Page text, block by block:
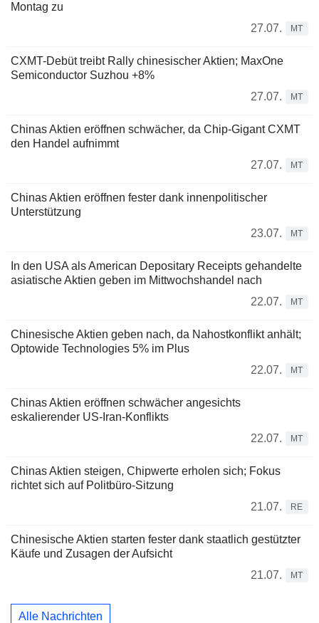
Montag zu
27.07.
MT
CXMT-Debüt treibt Rally chinesischer Aktien; MaxOne
Semiconductor Suzhou +8%
27.07.
MT
Chinas Aktien eröffnen schwächer, da Chip-Gigant CXMT
den Handel aufnimmt
27.07.
MT
Chinas Aktien eröffnen fester dank innenpolitischer
Unterstützung
23.07.
MT
In den USA als American Depositary Receipts gehandelte
asiatische Aktien geben im Mittwochshandel nach
22.07.
MT
Chinesische Aktien geben nach, da Nahostkonflikt anhält;
Optowide Technologies 5% im Plus
22.07.
MT
Chinas Aktien eröffnen schwächer angesichts
eskalierender US-Iran-Konflikts
22.07.
MT
Chinas Aktien steigen, Chipwerte erholen sich; Fokus
richtet sich auf Politbüro-Sitzung
21.07.
RE
Chinesische Aktien starten fester dank staatlich gestützter
Käufe und Zusagen der Aufsicht
21.07.
MT
Alle Nachrichten